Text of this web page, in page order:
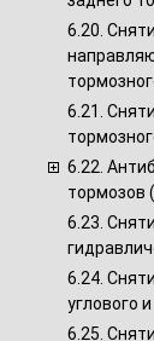
6.20.
6.21.
6.22.
тормозов
6.23.
6.24.
углового
6.25.